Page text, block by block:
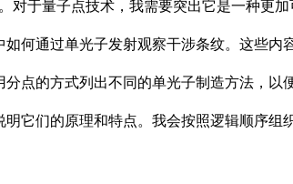
对于量子点技术，我需要突出它是一种更
何通过单光子发射观察干涉条纹。这些
点的方式列出不同的单光子制造方法，
它们的原理和特点。我会按照逻辑顺序组